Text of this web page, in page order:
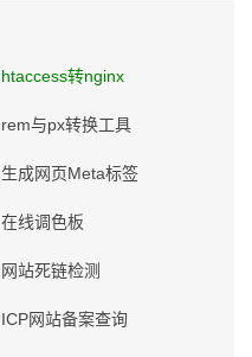
htaccess转nginx
rem与px转换工具
生成网页Meta标签
在线调色板
网站死链检测
ICP网站备案查询